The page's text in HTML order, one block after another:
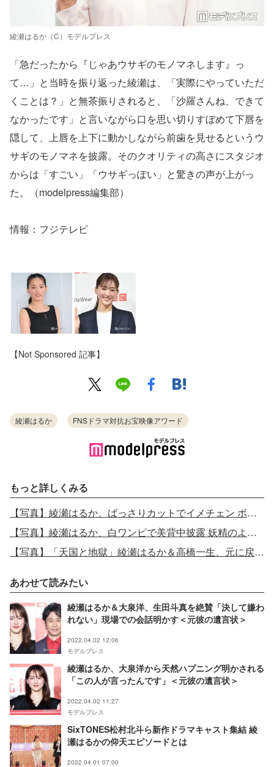
綾瀬はるか（C）モデルプレス
「急だったから『じゃあウサギのモノマネします』っ
て…」と当時を振り返った綾瀬は、「実際にやっていただ
くことは？」と無茶振りされると、「沙羅さんね、できて
なかったです」と言いながら口を思い切りすぼめて下唇を
隠して、上唇を上下に動かしながら前歯を見せるというウ
サギのモノマネを披露。そのクオリティの高さにスタジオ
からは「すごい」「ウサギっぽい」と驚きの声が上がっ
た。（modelpress編集部）
情報：フジテレビ
【Not Sponsored 記事】
綾瀬はるか FNSドラマ対抗お宝映像アワード
もっと詳しくみる
【写真】綾瀬はるか、ばっさりカットでイメチェン ボブヘアで登場「首元が寒い」
【写真】綾瀬はるか、白ワンピで美背中披露 妖精のような姿にスタッフ涙
【写真】「天国と地獄」綾瀬はるか＆高橋一生、元に戻った演技に視聴者驚き「一目瞭然」
あわせて読みたい
綾瀬はるか＆大泉洋、生田斗真を絶賛「決して嫌わ
れない」現場での会話明かす＜元彼の遺言状＞
2022.04.02 12:06
モデルプレス
綾瀬はるか、大泉洋から天然ハプニング明かされる
「この人が言ったんです」＜元彼の遺言状＞
2022.04.02 11:27
モデルプレス
SixTONES松村北斗ら新作ドラマキャスト集結 綾
瀬はるかの仰天エピソードとは
2022.04.01 07:00